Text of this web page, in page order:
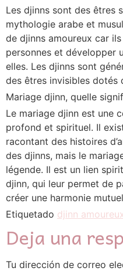
Les djinns sont des êtres
mythologie arabe et
de djinns amoureux car
personnes et développer
elles. Les djinns sont
des êtres invisibles dotés
Mariage djinn, quelle
Le mariage djinn est une
profond et spirituel. Il
racontant des histoires
des djinns, mais le
légende. Il est un lien
djinn, qui leur permet de
créer une harmonie
Etiquetado djinn
Deja una
Tu dirección de correo